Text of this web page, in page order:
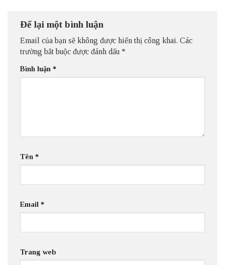
Để lại một bình luận
Email của bạn sẽ không được hiển thị công khai. Các
trường bắt buộc được đánh dấu *
Bình luận *
Tên *
Email *
Trang web